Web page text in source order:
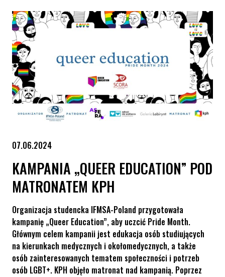
07.06.2024
KAMPANIA „QUEER EDUCATION” POD
MATRONATEM KPH
Organizacja studencka IFMSA-Poland przygotowała
kampanię „Queer Education”, aby uczcić Pride Month.
Głównym celem kampanii jest edukacja osób studiujących
na kierunkach medycznych i okołomedycznych, a także
osób zainteresowanych tematem społeczności i potrzeb
osób LGBT+. KPH objęło matronat nad kampanią. Poprzez